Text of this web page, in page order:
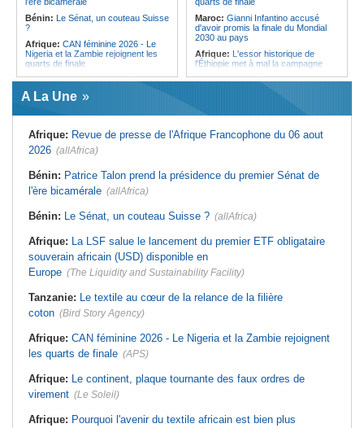
Saint-Nicolas Iracan - « Je ne
soutiendrai jamais un dialogue
destiné au partage du pouvoir ou à
la légitimation des groupes armés »
Bénin: Le Sénat, un couteau Suisse
?
Afrique: CAN féminine 2026 - Le
Nigeria et la Zambie rejoignent les
quarts de finale
Afrique:Le continent, plaque
tournante des faux ordres de
virement
Mali:Achat d'un avion présidentiel -
condamnation de l'ex-ministre de
l'Économie
France la restitution du crâne de
Bokar Biro et de trois de ses
proches
premier président
l'environnement - La Roots Wild
Foundation distinguée au Grand Prix
Nelson Mandela
Maroc: Gianni Infantino accusé
d'avoir promis la finale du Mondial
2030 au pays
Afrique: L'essor historique de
l'Éthiopie met à mal la campagne
blessés dans un grave accident de
calcinée à Moknine après le
rétablissement du courant
premier tour, le Club Africain hérite
Tunisie:Crise sanitaire au pays -
incontrôlable d'Ebola
A La Une
Afrique: Revue de presse de l'Afrique Francophone du 06 aout
2026 (allAfrica)
Bénin: Patrice Talon prend la présidence du premier Sénat de
l'ère bicamérale (allAfrica)
Bénin: Le Sénat, un couteau Suisse ? (allAfrica)
Afrique: La LSF salue le lancement du premier ETF obligataire
souverain africain (USD) disponible en
Europe (The Liquidity and Sustainability Facility)
Tanzanie: Le textile au cœur de la relance de la filière
coton (Bird Story Agency)
Afrique: CAN féminine 2026 - Le Nigeria et la Zambie rejoignent
les quarts de finale (APS)
Afrique: Le continent, plaque tournante des faux ordres de
virement (Le Soleil)
Afrique: Pourquoi l'avenir du textile africain est bien plus